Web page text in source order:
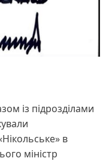
із підрозділами
в
міністр